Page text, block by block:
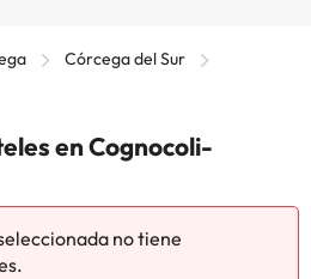
Córcega del Sur
en Cognocoli-
no tiene